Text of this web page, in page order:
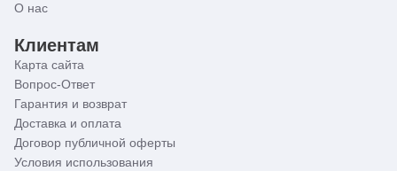
О нас
Клиентам
Карта сайта
Вопрос-Ответ
Гарантия и возврат
Доставка и оплата
Договор публичной оферты
Условия использования